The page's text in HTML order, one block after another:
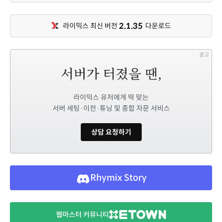
라이믹스 최신 버전 2.1.35 다운로드
광고
라이믹스 유저에게 딱 맞는
서버 세팅·이전·튜닝 및 종합 자문 서비스
상담 요청하기
Rhymix Story
웹마스터 커뮤니티